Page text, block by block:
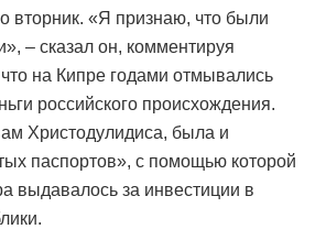
«Я признаю, что были
– сказал он, комментируя
на Кипре годами отмывались
российского происхождения.
Христодулидиса, была и
паспортов», с помощью которой
выдавалось за инвестиции в